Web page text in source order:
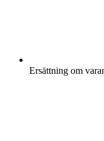
Ersättning om